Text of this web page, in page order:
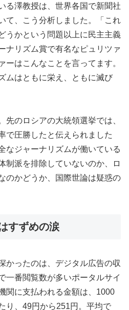
る澤教授は、世界各国で新聞社
て、こう分析しました。「これ
うかという問題以上に民主主義
ナリズム賞で有名なピュリツァ
ーはこんなことを言ってます。
ムはともに栄え、ともに滅び
のロシアの大統領選挙では、
で圧勝したと伝えられました
なジャーナリズムが働いている
制派を排除していないのか、ロ
のかどうか、国際世論は疑惑の
すずめの涙
かったのは、デジタル広告の収
一番閲覧数が多いポータルサイ
関に支払われる金額は、1000
り、49円から251円。平均で